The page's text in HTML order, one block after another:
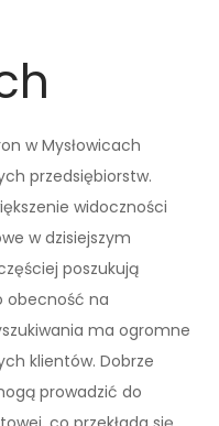
w Mysłowicach
przedsiębiorstw.
widoczności
w dzisiejszym
poszukują
obecność na
ma ogromne
klientów. Dobrze
prowadzić do